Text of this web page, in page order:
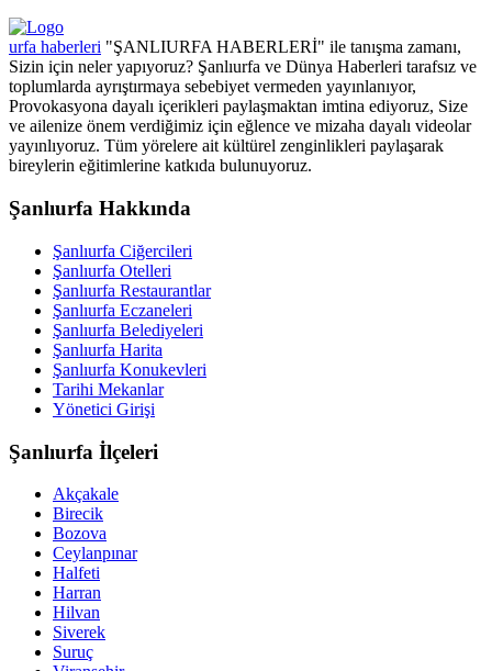
urfa haberleri "ŞANLIURFA HABERLERİ" ile tanışma zamanı,
Sizin için neler yapıyoruz? Şanlıurfa ve Dünya Haberleri tarafsız ve
toplumlarda ayrıştırmaya sebebiyet vermeden yayınlanıyor,
Provokasyona dayalı içerikleri paylaşmaktan imtina ediyoruz, Size
ve ailenize önem verdiğimiz için eğlence ve mizaha dayalı videolar
yayınlıyoruz. Tüm yörelere ait kültürel zenginlikleri paylaşarak
bireylerin eğitimlerine katkıda bulunuyoruz.
Şanlıurfa Hakkında
Şanlıurfa Ciğercileri
Şanlıurfa Otelleri
Şanlıurfa Restaurantlar
Şanlıurfa Eczaneleri
Şanlıurfa Belediyeleri
Şanlıurfa Harita
Şanlıurfa Konukevleri
Tarihi Mekanlar
Yönetici Girişi
Şanlıurfa İlçeleri
Akçakale
Birecik
Bozova
Ceylanpınar
Halfeti
Harran
Hilvan
Siverek
Suruç